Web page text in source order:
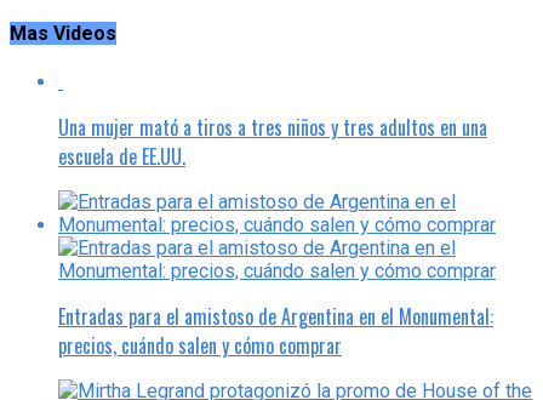
Mas Videos
Una mujer mató a tiros a tres niños y tres adultos en una
escuela de EE.UU.
Entradas para el amistoso de Argentina en el Monumental:
precios, cuándo salen y cómo comprar